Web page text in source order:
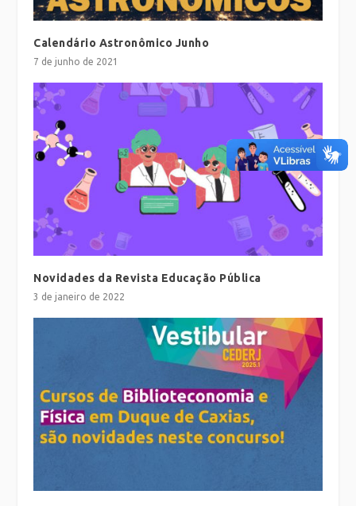
Calendário Astronômico Junho
7 de junho de 2021
Novidades da Revista Educação Pública
3 de janeiro de 2022